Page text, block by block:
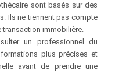
sont basés sur des
Ils ne tiennent pas compte
immobilière.
un professionnel du
plus précises et
avant de prendre une